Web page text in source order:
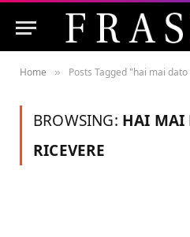
Home » Posts Tagged "hai mai
BROWSING: HAI MAI
RICEVERE